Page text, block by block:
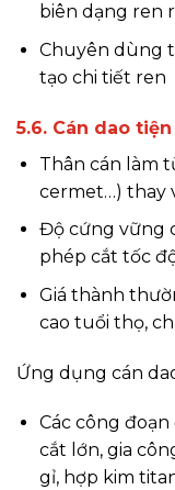
biên dạng ren
Chuyên dùng
tạo chi tiết ren
5.6. Cán dao
Thân cán làm
cermet…) thay
Độ cứng vững
phép cắt tốc
Giá thành
cao tuổi thọ,
Ứng dụng cán
Các công
cắt lớn, gia
gỉ, hợp kim